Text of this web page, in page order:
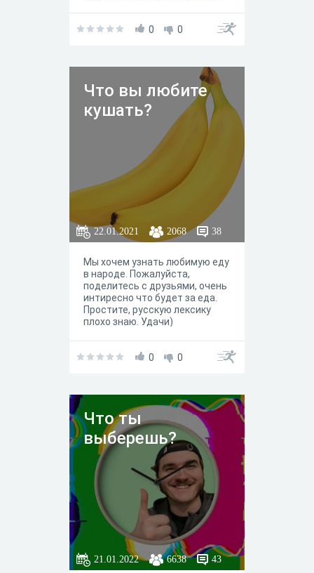
0
0
Что вы любите
кушать?
22.01.2021 2068 38
Мы хочем узнать любимую еду
в народе. Пожалуйста,
поделитесь с друзьями, очень
интиресно что будет за еда.
Простите, русскую лексику
плохо знаю. Удачи)
0 0
Что ты
выберешь?
21.01.2022 6638 43